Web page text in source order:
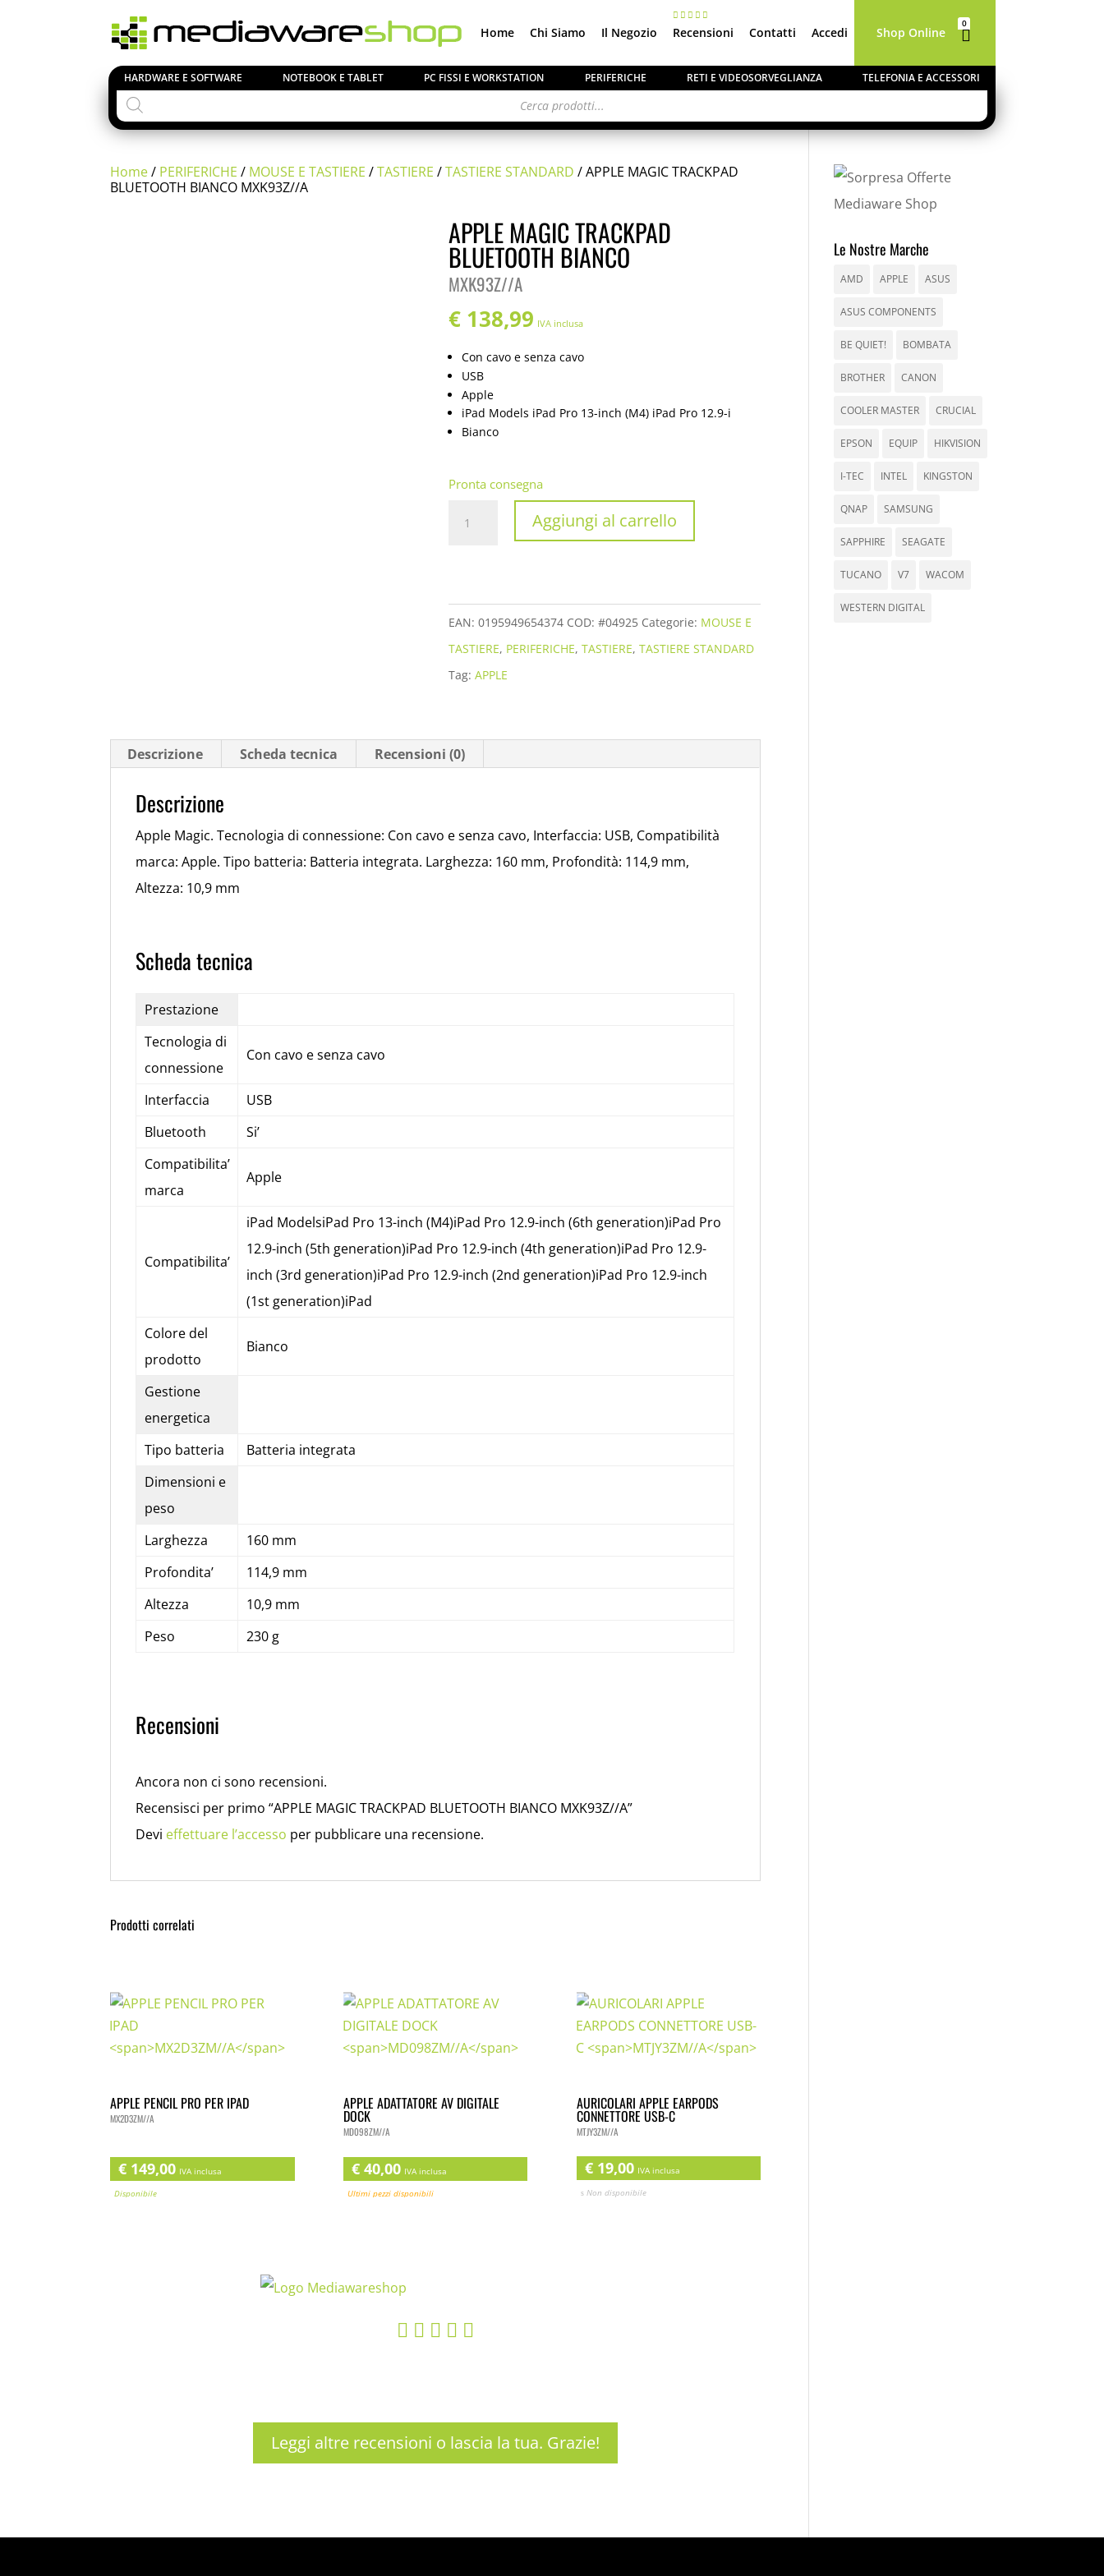
HARDWARE E SOFTWARE NOTEBOOK E TABLET PC FISSI E WORKSTATION PERIFERICHE RETI E VIDEOSORVEGLIANZA TELEFONIA E ACCESSORI
0
Products
search
Home Chi Siamo Il Negozio Recensioni Contatti Accedi Shop Online 
Home/ PERIFERICHE / MOUSE E TASTIERE /TASTIERE /TASTIERE STANDARD / APPLE MAGIC TRACKPAD
BLUETOOTH BIANCO MXK93Z//A
APPLE MAGIC TRACKPAD
BLUETOOTH BIANCO
MXK93Z//A
€ 138,99 IVA inclusa
Con cavo e senza cavo
USB
Apple
iPad Models iPad Pro 13-inch (M4) iPad Pro 12.9-i
Bianco
Pronta consegna
BIANCO
MXK93Z//A
quantità
Aggiungi al carrello
EAN:0195949654374 COD:#04925 Categorie: MOUSE E
TASTIERE, PERIFERICHE,TASTIERE,TASTIERE STANDARD
Tag:APPLE
Descrizione Scheda tecnica Recensioni (0)
Descrizione
Apple Magic. Tecnologia di connessione: Con cavo e senza cavo, Interfaccia: USB, Compatibilità
marca: Apple. Tipo batteria: Batteria integrata. Larghezza: 160 mm, Profondità: 114,9 mm,
Altezza: 10,9 mm
Scheda tecnica
Prestazione
Tecnologia di
connessione
Con cavo e senza cavo
Interfaccia
USB
Bluetooth
Si’
Compatibilita’
marca
Apple
Compatibilita’
iPad ModelsiPad Pro 13-inch (M4)iPad Pro 12.9-inch (6th generation)iPad Pro
12.9-inch (5th generation)iPad Pro 12.9-inch (4th generation)iPad Pro 12.9-
inch (3rd generation)iPad Pro 12.9-inch (2nd generation)iPad Pro 12.9-inch
(1st generation)iPad
Colore del
prodotto
Bianco
Gestione
energetica
Tipo batteria
Batteria integrata
Dimensioni e
peso
Larghezza
160 mm
Profondita’
114,9 mm
Altezza
10,9 mm
Peso
230 g
Recensioni
Ancora non ci sono recensioni.
Recensisci per primo “APPLE MAGIC TRACKPAD BLUETOOTH BIANCO MXK93Z//A”
Devi effettuare l’accesso per pubblicare una recensione.
Prodotti correlati
APPLE PENCIL PRO PER IPAD
MX2D3ZM//A
€ 149,00 IVA inclusa
Disponibile
APPLE ADATTATORE AV DIGITALE
DOCK
MD098ZM//A
€40,00 IVA inclusa
Ultimi pezzi disponibili
AURICOLARI APPLE EARPODS
CONNETTORE USB-C
MTJY3ZM//A
€19,00 IVA inclusa
Non disponibile
    
Leggi altre recensioni o lascia la tua. Grazie!
Le Nostre Marche
AMD APPLE ASUS
ASUS COMPONENTS
BE QUIET! BOMBATA
BROTHER CANON
COOLER MASTER CRUCIAL
EPSON EQUIP HIKVISION
I-TEC INTEL KINGSTON
QNAP SAMSUNG
SAPPHIRE SEAGATE
TUCANO V7 WACOM
WESTERN DIGITAL